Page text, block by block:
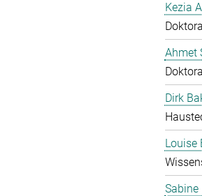
Kezia
Ahmet
Dirk
Louise
Sabine